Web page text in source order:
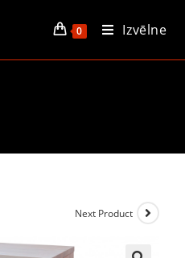
0 Izvēlne
Next Product